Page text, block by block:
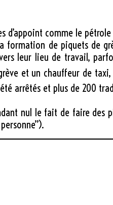
d’appoint comme le
formation de piquets de
leur lieu de travail,
et un chauffeur de taxi,
arrêtés et plus de 200
nul le fait de faire des